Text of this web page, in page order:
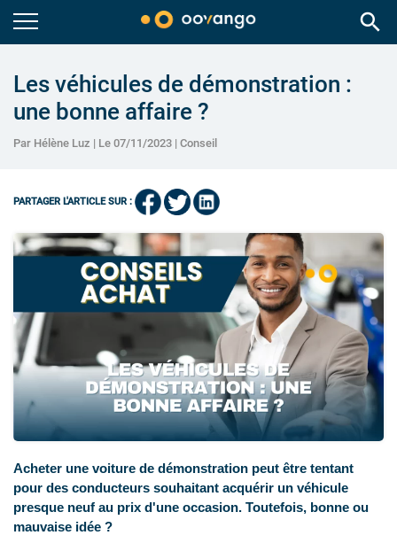
search
Les véhicules de démonstration :
une bonne affaire ?
Par Hélène Luz | Le 07/11/2023 | Conseil
PARTAGER L'ARTICLE SUR :
Acheter une voiture de démonstration peut être tentant
pour des conducteurs souhaitant acquérir un véhicule
presque neuf au prix d'une occasion. Toutefois, bonne ou
mauvaise idée ?